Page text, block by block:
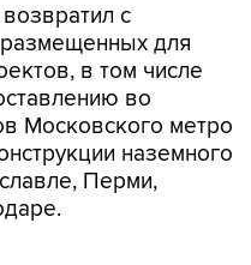
с
размещенных для
в том числе
во
Московского метро
наземного
Перми,